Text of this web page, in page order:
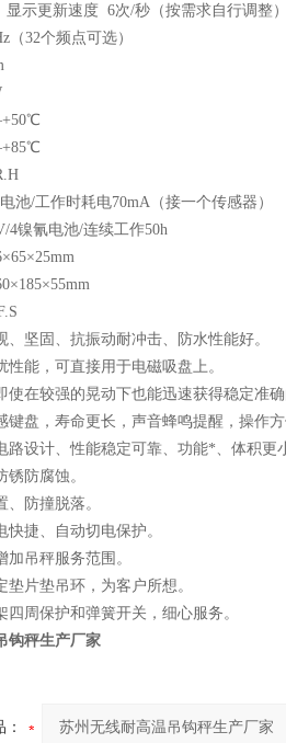
显示更新速度 6次/秒（按需求自行调整）
（32个频点可选）
池/工作时耗电70mA（接一个传感器）
4镍氰电池/连续工作50h
、坚固、抗振动耐冲击、防水性能好。
性能，可直接用于电磁吸盘上。
使在较强的晃动下也能迅速获得稳定准确
键盘，寿命更长，声音蜂鸣提醒，操作方
路设计、性能稳定可靠、功能*、体积更
防腐蚀。
防撞脱落。
快捷、自动切电保护。
加吊秤服务范围。
垫片垫吊环，为客户所想。
四周保护和弹簧开关，细心服务。
钩秤生产厂家
：